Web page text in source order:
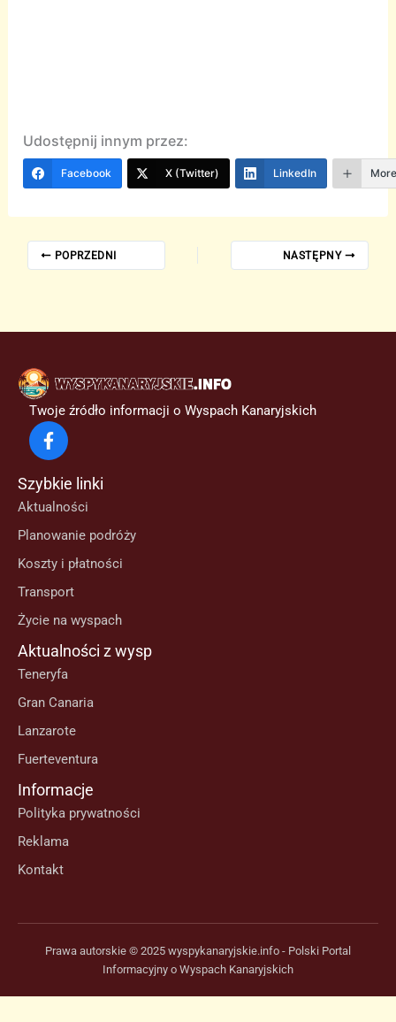
Udostępnij innym przez:
Facebook X (Twitter) LinkedIn
POPRZEDNI NASTĘPNY
Twoje źródło informacji o Wyspach Kanaryjskich
Szybkie linki
Aktualności
Planowanie podróży
Koszty i płatności
Transport
Życie na wyspach
Aktualności z wysp
Teneryfa
Gran Canaria
Lanzarote
Fuerteventura
Informacje
Polityka prywatności
Reklama
Kontakt
Prawa autorskie © 2025 wyspykanaryjskie.info - Polski Portal
Informacyjny o Wyspach Kanaryjskich